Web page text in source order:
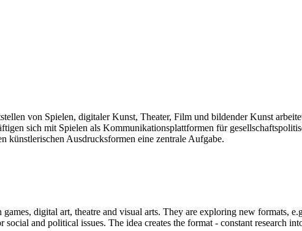
von Spielen, digitaler Kunst, Theater, Film und bildender Kunst
sich mit Spielen als Kommunikationsplattformen für
künstlerischen Ausdrucksformen eine zentrale Aufgabe.
digital art, theatre and visual arts. They are exploring new formats,
and political issues. The idea creates the format - constant research